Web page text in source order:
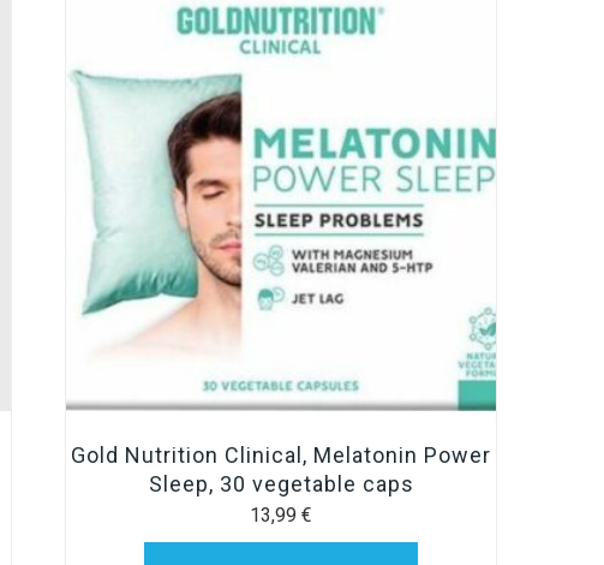
Gold Nutrition Clinical, Melatonin Power
Sleep, 30 vegetable caps
13,99€